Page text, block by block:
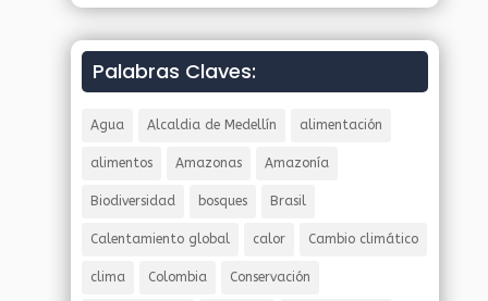
Palabras Claves:
Agua Alcaldia de Medellín alimentación
alimentos Amazonas Amazonía
Biodiversidad bosques Brasil
Calentamiento global calor Cambio climático
clima Colombia Conservación